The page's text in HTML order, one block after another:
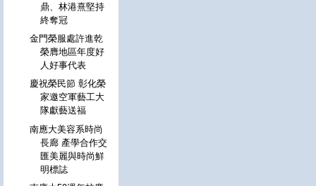
鼎、林港熹堅持
終奪冠
金門榮服處許進乾
榮膺地區年度好
人好事代表
慶祝榮民節 彰化榮
家邀空軍藝工大
隊獻藝送福
南應大美容系時尚
長廊 產學合作交
匯美麗與時尚鮮
明標誌